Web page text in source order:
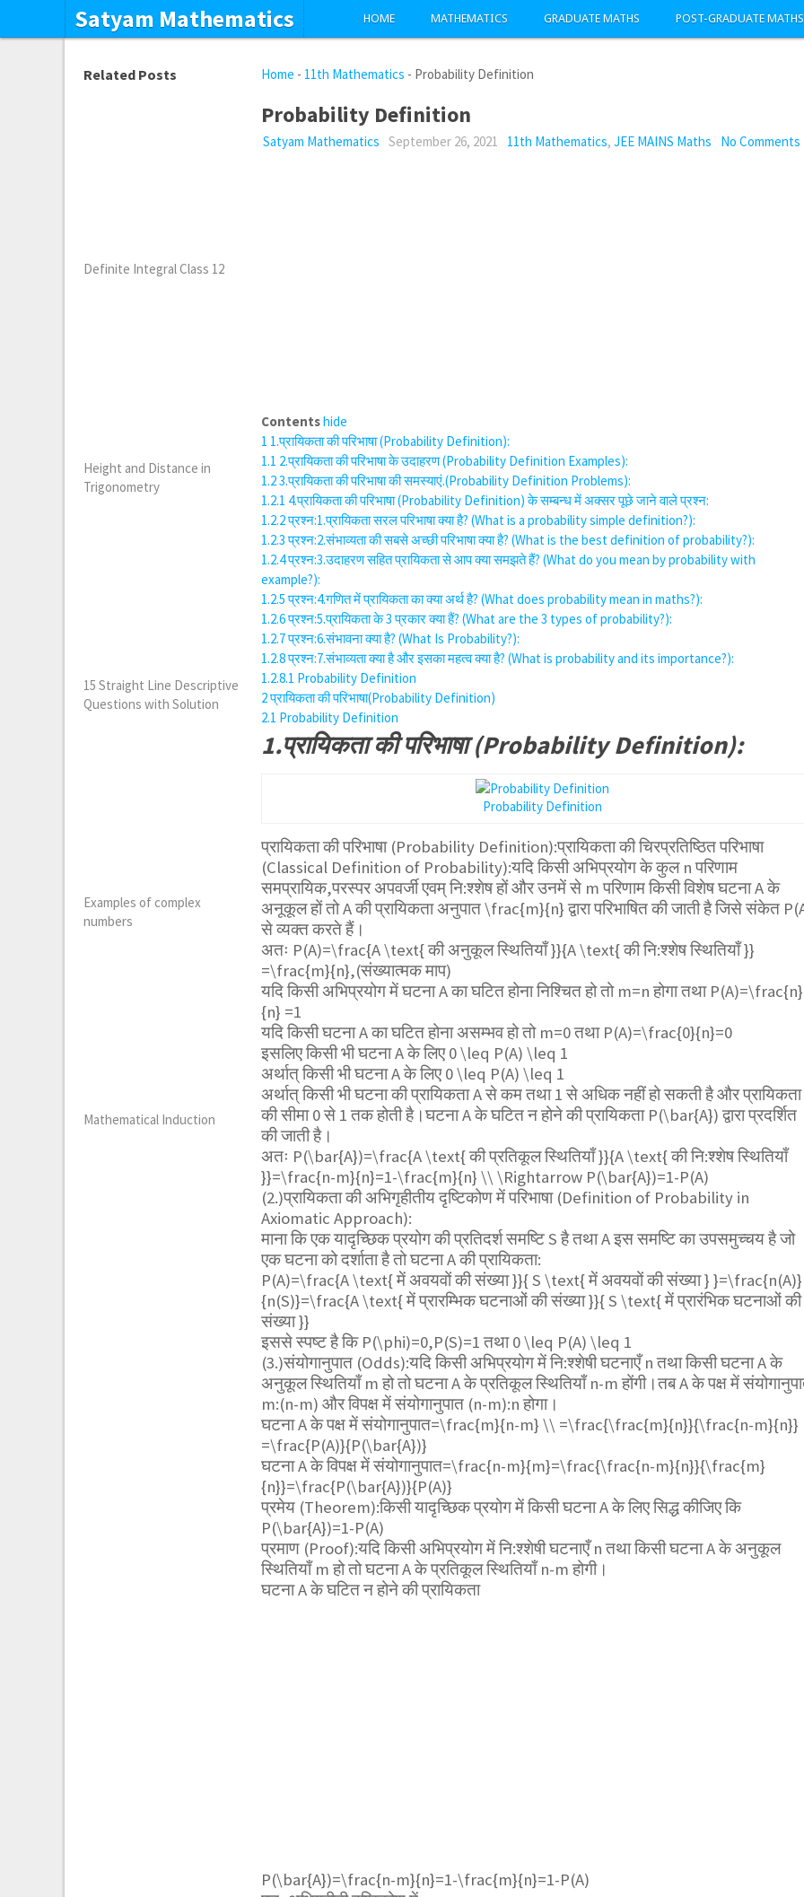
Satyam Mathematics HOME MATHEMATICS GRADUATE MATHS POST-GRADUATE MATHS
Home - 11th Mathematics - Probability Definition
Probability Definition
Satyam Mathematics September 26, 2021 11th Mathematics,JEE MAINS Maths No Comments
Contentshide
1 1.प्रायिकता की परिभाषा (Probability Definition):
1.1 2.प्रायिकता की परिभाषा के उदाहरण (Probability Definition Examples):
1.23.प्रायिकता की परिभाषा की समस्याएं.(Probability Definition Problems):
1.2.1 4.प्रायिकता की परिभाषा (Probability Definition) के सम्बन्ध में अक्सर पूछे जाने वाले प्रश्न:
1.2.2प्रश्न:1.प्रायिकता सरल परिभाषा क्या है? (What is a probability simple definition?):
1.2.3 प्रश्न:2.संभाव्यता की सबसे अच्छी परिभाषा क्या है? (What is the best definition of probability?):
1.2.4प्रश्न:3.उदाहरण सहित प्रायिकता से आप क्या समझते हैं? (What do you mean by probability with
example?):
1.2.5 प्रश्न:4.गणित में प्रायिकता का क्या अर्थ है? (What does probability mean in maths?):
1.2.6प्रश्न:5.प्रायिकता के 3 प्रकार क्या हैं? (What are the 3 types of probability?):
1.2.7प्रश्न:6.संभावना क्या है? (What Is Probability?):
1.2.8प्रश्न:7.संभाव्यता क्या है और इसका महत्व क्या है? (What is probability and its importance?):
1.2.8.1 Probability Definition
2प्रायिकता की परिभाषा(Probability Definition)
2.1 Probability Definition
1.प्रायिकता की परिभाषा (Probability Definition):
Probability Definition
प्रायिकता की परिभाषा (Probability Definition):प्रायिकता की चिरप्रतिष्ठित परिभाषा
(Classical Definition of Probability):यदि किसी अभिप्रयोग के कुल n परिणाम
समप्रायिक,परस्पर अपवर्जी एवम् नि:श्शेष हों और उनमें से m परिणाम किसी विशेष घटना A के
अनूकूल हों तो A की प्रायिकता अनुपात\frac{m}{n} द्वारा परिभाषित की जाती है जिसे संकेत
से व्यक्त करते हैं।
अतः P(A)=\frac{A \text{ की अनुकूल स्थितियाँ }}{A \text{ की नि:श्शेष स्थितियाँ }}
=\frac{m}{n},(संख्यात्मक माप)
यदि किसी अभिप्रयोग में घटना A का घटित होना निश्चित हो तो m=n होगा तथा P(A)=\frac{n}
{n} =1
यदि किसी घटना A का घटित होना असम्भव हो तो m=0 तथा P(A)=\frac{0}{n}=0
इसलिए किसी भी घटना A के लिए0 \leq P(A) \leq 1
अर्थात् किसी भी घटना A के लिए0 \leq P(A) \leq 1
अर्थात् किसी भी घटना की प्रायिकता A से कम तथा 1 से अधिक नहीं हो सकती है और प्रायिकता
की सीमा 0 से 1 तक होती है।घटना A के घटित न होने की प्रायिकता P(\bar{A}) द्वारा प्रदर्शित
की जाती है।
अतः P(\bar{A})=\frac{A \text{ की प्रतिकूल स्थितियाँ }}{A \text{ की नि:श्शेष स्थितियाँ
}}=\frac{n-m}{n}=1-\frac{m}{n} \\ \Rightarrow P(\bar{A})=1-P(A)
(2.)प्रायिकता की अभिगृहीतीय दृष्टिकोण में परिभाषा (Definition of Probability in
Axiomatic Approach):
माना कि एक यादृच्छिक प्रयोग की प्रतिदर्श समष्टि S है तथा A इस समष्टि का उपसमुच्चय है जो
एक घटना को दर्शाता है तो घटना A की प्रायिकता:
P(A)=\frac{A \text{ में अवयवों की संख्या }}{ S \text{ में अवयवों की संख्या } }=\frac{n(A)}
{n(S)}=\frac{A \text{ में प्रारम्भिक घटनाओं की संख्या }}{ S \text{ में प्रारंभिक घटनाओं की
संख्या }}
इससे स्पष्ट है कि P(\phi)=0,P(S)=1 तथा0 \leq P(A) \leq 1
(3.)संयोगानुपात (Odds):यदि किसी अभिप्रयोग में नि:श्शेषी घटनाएँ n तथा किसी घटना A के
अनुकूल स्थितियाँ m हो तो घटना A के प्रतिकूल स्थितियाँ n-m होंगी।तब A के पक्ष में
m:(n-m) और विपक्ष में संयोगानुपात (n-m):n होगा।
घटना A के पक्ष में संयोगानुपात=\frac{m}{n-m} \\ =\frac{\frac{m}{n}}{\frac{n-m}{n}}
=\frac{P(A)}{P(\bar{A})}
घटना A के विपक्ष में संयोगानुपात=\frac{n-m}{m}=\frac{\frac{n-m}{n}}{\frac{m}
{n}}=\frac{P(\bar{A})}{P(A)}
प्रमेय (Theorem):किसी यादृच्छिक प्रयोग में किसी घटना A के लिए सिद्ध कीजिए कि
P(\bar{A})=1-P(A)
प्रमाण (Proof):यदि किसी अभिप्रयोग में नि:श्शेषी घटनाएँ n तथा किसी घटना A के अनुकूल
स्थितियाँ m हो तो घटना A के प्रतिकूल स्थितियाँ n-m होगी।
घटना A के घटित न होने की प्रायिकता
P(\bar{A})=\frac{n-m}{n}=1-\frac{m}{n}=1-P(A)
Related Posts
Definite Integral Class 12
Height and Distance in
Trigonometry
15 Straight Line Descriptive
Questions with Solution
Examples of complex
numbers
Mathematical Induction